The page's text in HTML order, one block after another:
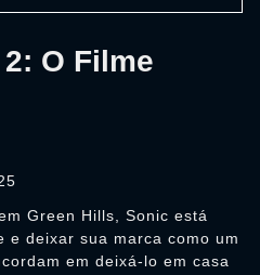
O Filme
Green Hills, Sonic está
e deixar sua marca como um
em deixá-lo em casa